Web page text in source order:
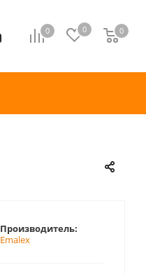
0 0 0
0
Производитель:
Emalex